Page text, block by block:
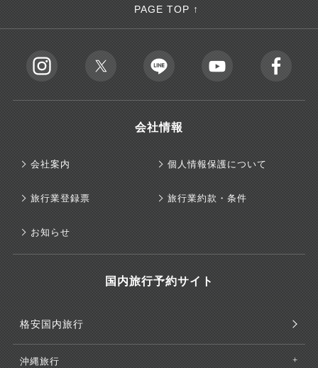
PAGE TOP ↑
会社情報
会社案内 個人情報保護について
旅行業登録票 旅行業約款・条件
お知らせ
国内旅行予約サイト
格安国内旅行
沖縄旅行